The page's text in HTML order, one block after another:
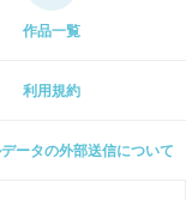
作品一覧
利用規約
ータの外部送信について